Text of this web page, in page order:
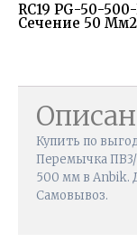
RC19 PG-50-
Сечение 50
Купить по
Перемычка
500 мм в Anbik.
Самовывоз.